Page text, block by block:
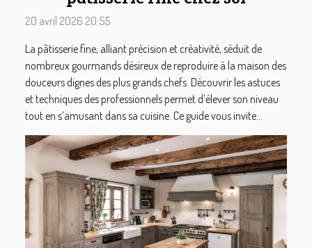
20 avril 2026 20:55
La pâtisserie fine, alliant précision et créativité, séduit de
nombreux gourmands désireux de reproduire à la maison des
douceurs dignes des plus grands chefs. Découvrir les astuces
et techniques des professionnels permet d’élever son niveau
tout en s’amusant dans sa cuisine. Ce guide vous invite...